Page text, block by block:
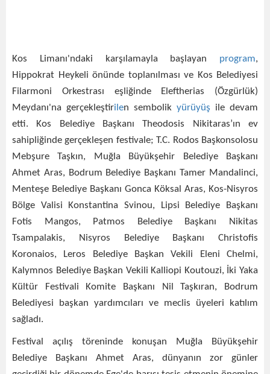
Kos Limanı'ndaki karşılamayla başlayan program,
Hippokrat Heykeli önünde toplanılması ve Kos Belediyesi
Filarmoni Orkestrası eşliğinde Eleftherias (Özgürlük)
Meydanı'na gerçekleştirilen sembolik yürüyüş ile devam
etti. Kos Belediye Başkanı Theodosis Nikitaras’ın ev
sahipliğinde gerçekleşen festivale; T.C. Rodos Başkonsolosu
Mebşure Taşkın, Muğla Büyükşehir Belediye Başkanı
Ahmet Aras, Bodrum Belediye Başkanı Tamer Mandalinci,
Menteşe Belediye Başkanı Gonca Köksal Aras, Kos-Nisyros
Bölge Valisi Konstantina Svinou, Lipsi Belediye Başkanı
Fotis Mangos, Patmos Belediye Başkanı Nikitas
Tsampalakis, Nisyros Belediye Başkanı Christofis
Koronaios, Leros Belediye Başkan Vekili Eleni Chelmi,
Kalymnos Belediye Başkan Vekili Kalliopi Koutouzi, İki Yaka
Kültür Festivali Komite Başkanı Nil Taşkıran, Bodrum
Belediyesi başkan yardımcıları ve meclis üyeleri katılım
sağladı.
Festival açılış töreninde konuşan Muğla Büyükşehir
Belediye Başkanı Ahmet Aras, dünyanın zor günler